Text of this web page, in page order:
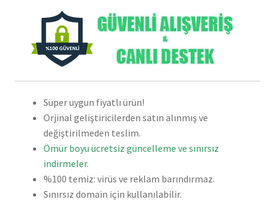
1.358,90 ₺.
129,90 ₺.
Süper uygun fiyatlı ürün!
Orjinal geliştiricilerden satın alınmış ve
değiştirilmeden teslim.
Ömür boyu ücretsiz güncelleme ve sınırsız
indirmeler.
%100 temiz: virüs ve reklam barındırmaz.
Sınırsız domain için kullanılabilir.